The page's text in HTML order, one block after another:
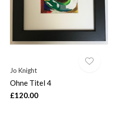
Jo Knight
Ohne Titel 4
£120.00